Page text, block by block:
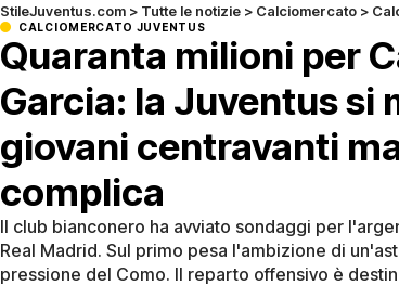
StileJuventus.com > Tutte le notizie > Calciomercato >
CALCIOMERCATO JUVENTUS
Quaranta milioni per
Garcia: la Juventus si
giovani centravanti
complica
Il club bianconero ha avviato sondaggi per
Real Madrid. Sul primo pesa l'ambizione di
pressione del Como. Il reparto offensivo è